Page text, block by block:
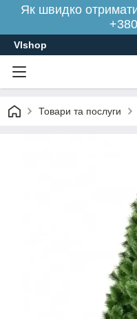
Як швидко
Vlshop
Товари та послуги